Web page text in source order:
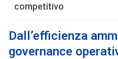
competitivo
Dall’efficienza
governance